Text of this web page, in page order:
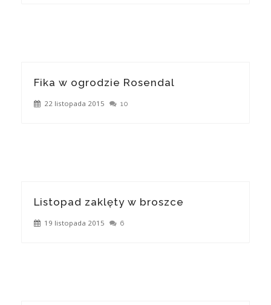
Fika w ogrodzie Rosendal
22 listopada 2015 10
Listopad zaklęty w broszce
19 listopada 2015 6